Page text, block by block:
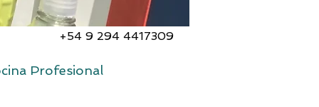
+54 9 294 4417309
Profesional